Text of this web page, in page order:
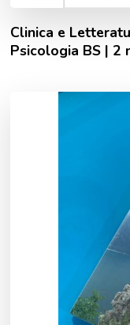
Clinica e
Psicologia BS | 2